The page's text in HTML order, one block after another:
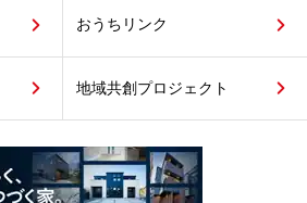
おうちリンク
地域共創プロジェクト